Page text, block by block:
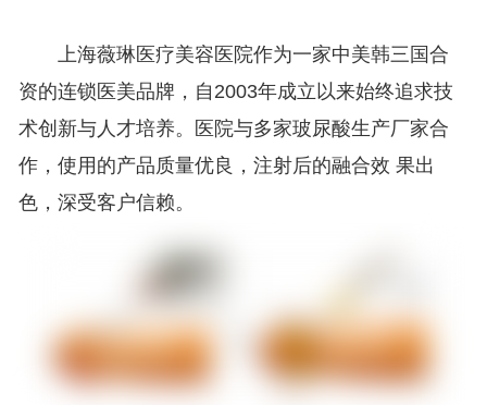
上海薇琳医疗美容医院作为一家中美韩三国合
资的连锁医美品牌，自2003年成立以来始终追求技
术创新与人才培养。医院与多家玻尿酸生产厂家合
作，使用的产品质量优良，注射后的融合效 果出
色，深受客户信赖。